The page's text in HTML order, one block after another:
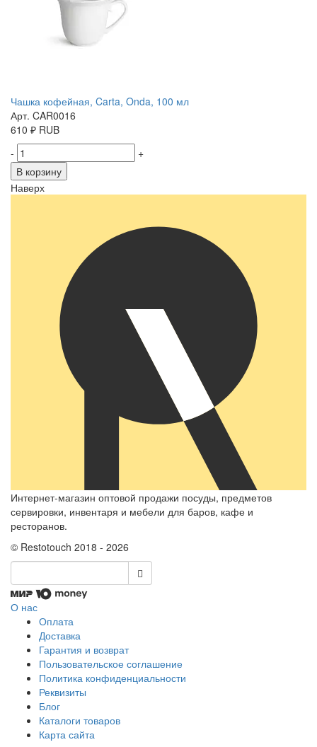
Чашка кофейная, Carta, Onda, 100 мл
Арт. CAR0016
610 ₽ RUB
-
+
В корзину
Наверх
Интернет-магазин оптовой продажи посуды, предметов
сервировки, инвентаря и мебели для баров, кафе и
ресторанов.
© Restotouch 2018 - 2026
О нас
Оплата
Доставка
Гарантия и возврат
Пользовательское соглашение
Политика конфиденциальности
Реквизиты
Блог
Каталоги товаров
Карта сайта